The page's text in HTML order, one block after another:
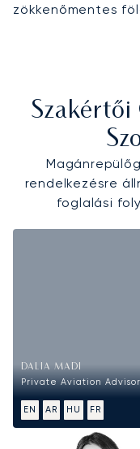
zökkenőmentes
Szakértői
rendelkezésre
foglalási
DALIA MADI
Private Aviation Advisor
EN AR HU FR